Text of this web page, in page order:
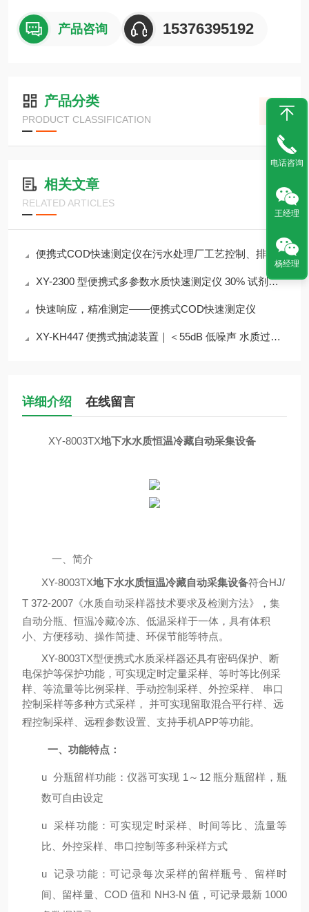
产品咨询 15376395192
产品分类
PRODUCT CLASSIFICATION
相关文章
RELATED ARTICLES
便携式COD快速测定仪在污水处理厂工艺控制、排污口监测中的应用
XY-2300 型便携式多参数水质快速测定仪 30% 试剂节省 检测成本降
快速响应，精准测定——便携式COD快速测定仪
XY-KH447 便携式抽滤装置｜＜55dB 低噪声 水质过滤实验室外场设备介绍
详细介绍 在线留言
XY-8003TX地下水水质恒温冷藏自动采集设备
一、简介
XY-8003TX地下水水质恒温冷藏自动采集设备符合HJ/
T 372-2007 《水质自动采样器技术要求及检测方法》，集
自动分瓶、恒温冷藏冷冻、低温采样于一体，具有体积
小、方便移动、操作简捷、环保节能等特点。
XY-8003TX型便携式水质采样器还具有密码保护、断
电保护等保护功能，可实现定时定量采样、等时等比例采
样、等流量等比例采样、手动控制采样、外控采样、 串口
控制采样等多种方式采样， 并可实现留取混合平行样、远
程控制采样、远程参数设置、支持手机APP等功能。
一、 功能特点：
u 分瓶留样功能：仪器可实现 1 ～ 12瓶分瓶留样，瓶
数可自由设定
u
采样功能：可实现定时采样、时间等比、流量等
比、外控采样、串口控制等多种采样方式
u
记录功能：可记录每次采样的留样瓶号、留样时
间、留样量、 COD值和 NH3-N 值，可记录最新1000
电话咨询
王经理
杨经理